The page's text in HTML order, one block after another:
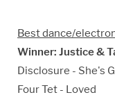
Best dance/
Winner: Justice &
Disclosure - She's
Four Tet - Loved